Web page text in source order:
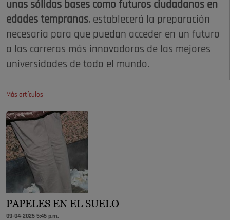
unas sólidas bases como futuros ciudadanos en
edades tempranas, establecerá la preparación
necesaria para que puedan acceder en un futuro
a las carreras más innovadoras de las mejores
universidades de todo el mundo.
Más artículos
PAPELES EN EL SUELO
09-04-2025 5:45 p.m.